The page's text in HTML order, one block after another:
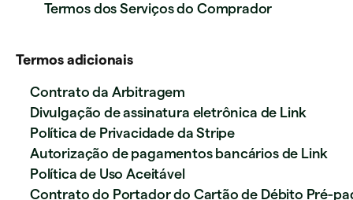
Termos dos Serviços do Comprador
Termos adicionais
Contrato da Arbitragem
Divulgação de assinatura eletrônica de Link
Política de Privacidade da Stripe
Autorização de pagamentos bancários de Link
Política de Uso Aceitável
Contrato do Portador do Cartão de Débito Pré-